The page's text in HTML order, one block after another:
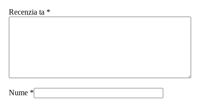
Recenzia ta *
Nume *